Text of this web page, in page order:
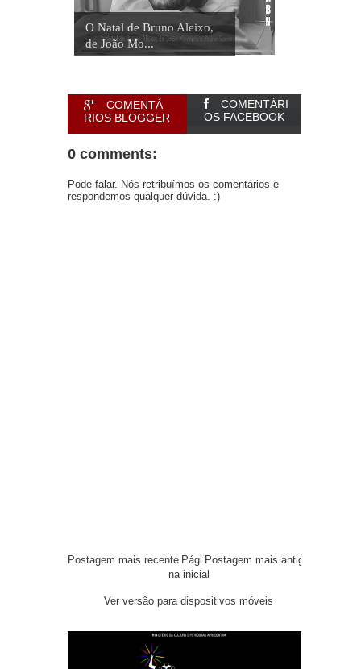
O Natal de Bruno Aleixo,
de João Mo...
COMENTÁ
RIOS BLOGGER
COMENTÁRI
OS FACEBOOK
0 comments:
Pode falar. Nós retribuímos os comentários e
respondemos qualquer dúvida. :)
Postagem mais recente Postagem mais antiga
Pági
na inicial
Ver versão para dispositivos móveis